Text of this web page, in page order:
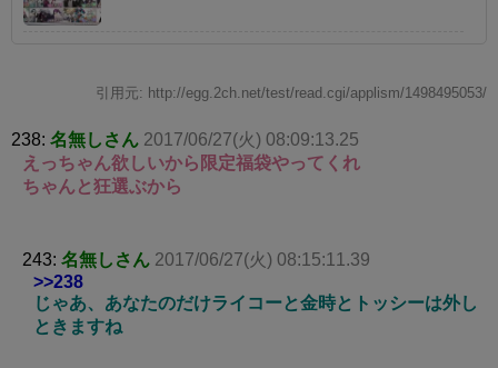
引用元: http://egg.2ch.net/test/read.cgi/applism/1498495053/
238: 名無しさん 2017/06/27(火) 08:09:13.25
えっちゃん欲しいから限定福袋やってくれ
ちゃんと狂選ぶから
243: 名無しさん 2017/06/27(火) 08:15:11.39
>>238
じゃあ、あなたのだけライコーと金時とトッシーは外し
ときますね